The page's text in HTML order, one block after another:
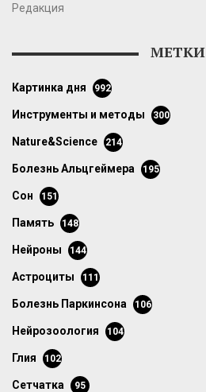
Редакция
МЕТКИ
картинка дня 992
инструменты и методы 300
Nature&Science 214
болезнь Альцгеймера 195
сон 151
память 148
нейроны 144
астроциты 111
болезнь Паркинсона 106
нейрозоология 104
глия 102
сетчатка 95